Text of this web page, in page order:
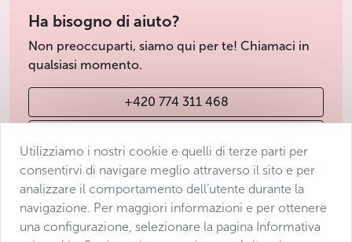
Ha bisogno di aiuto?
Non preoccuparti, siamo qui per te! Chiamaci in
qualsiasi momento.
+420 774 311 468
Condizioni di vendita
Protezione dei dati
Utilizziamo i nostri cookie e quelli di terze parti per
consentirvi di navigare meglio attraverso il sito e per
analizzare il comportamento dell’utente durante la
navigazione. Per maggiori informazioni e per ottenere
una configurazione, selezionare la pagina Informativa